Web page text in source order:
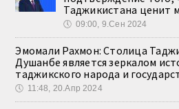
Таджикистана ценит
🕔 09:00, 9.Сен 2024
Эмомали Рахмон: Столица
Душанбе является зеркалом
таджикского народа и
🕔 11:48, 20.Апр 2024